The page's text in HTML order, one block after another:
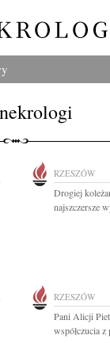
RZESZÓW
Drogiej
najszczersze
RZESZÓW
Pani Alicji
współczucia